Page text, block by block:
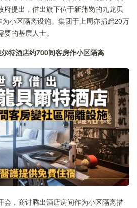
府提出，借出旗下位于新蒲岗的九龙贝
小区隔离设施。集团于上周亦捐赠20万
的基层人士。
特酒店约700间客房作小区隔离
会，商讨腾出酒店房间作为小区隔离措